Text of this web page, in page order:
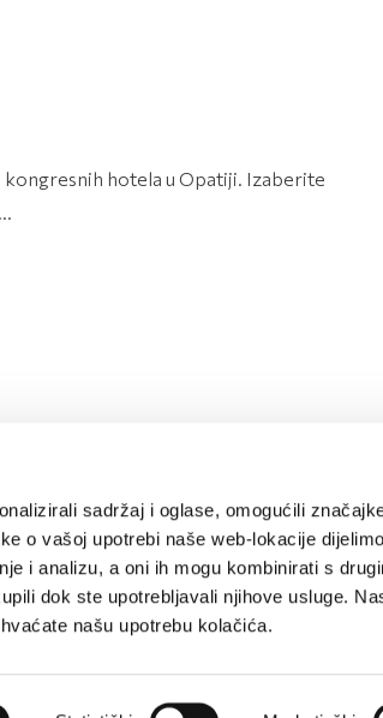
sadržaj i oglase, omogućili
o vašoj upotrebi naše web-lokacije
i analizu, a oni ih mogu kombinirati s
dok ste upotrebljavali njihove usluge.
našu upotrebu kolačića.
hotela u Opatiji. Izaberite
I NOVOSTI Prijavite se